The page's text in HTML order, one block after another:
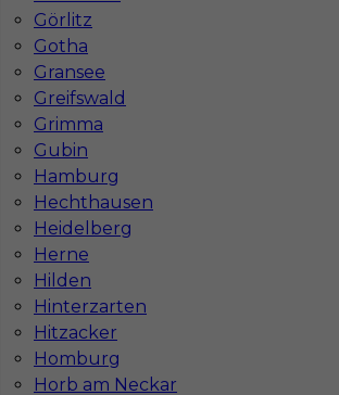
Görlitz
Gotha
Gransee
Greifswald
Grimma
Gubin
Hamburg
Hechthausen
Heidelberg
Herne
Hilden
Hinterzarten
Hitzacker
Homburg
Horb am Neckar
Jak znaleźć pracę za granicą?
Czy praca Niemcy na budowie
opłaca przy obecnych kosztach
Gdzie do pracy za granicę?